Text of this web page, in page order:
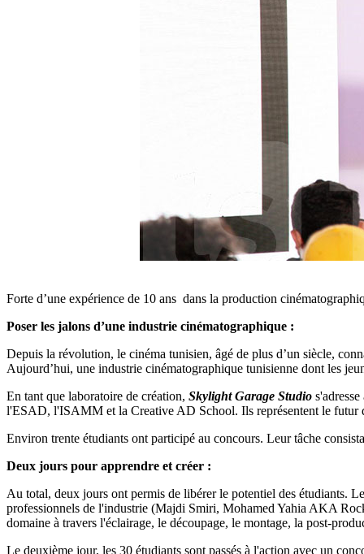
Forte d’une expérience de 10 ans dans la production
Poser les jalons d’une industrie cinématographique :
Depuis la révolution, le cinéma tunisien, âgé de plus d’un siècle,
Aujourd’hui, une industrie cinématographique tunisienne dont les
En tant que laboratoire de création, Skylight Garage Studio
l'ESAD, l'ISAMM et la Creative AD School. Ils représentent le futur
Environ trente étudiants ont participé au concours. Leur tâche
Deux jours pour apprendre et créer :
Au total, deux jours ont permis de libérer le potentiel des étudiants.
professionnels de l'industrie (Majdi Smiri, Mohamed Yahia AKA
domaine à travers l'éclairage, le découpage, le montage, la post-
Le deuxième jour, les 30 étudiants sont passés à l'action avec un